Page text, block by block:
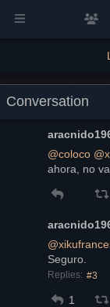
Conversation
@coloco @
ahora, no
@
Seguro.
Replies: #3
1